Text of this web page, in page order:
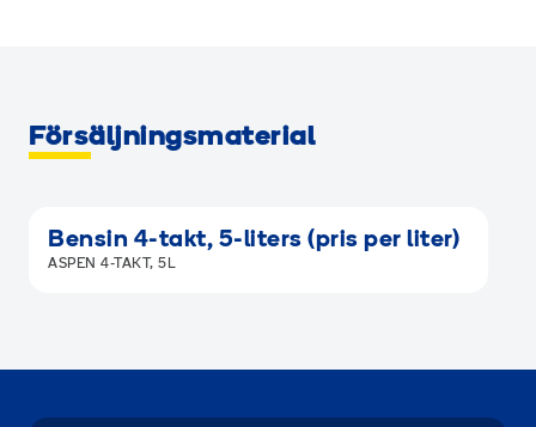
Försäljningsmaterial
Bensin 4-takt, 5-liters (pris per liter)
ASPEN 4-TAKT, 5L